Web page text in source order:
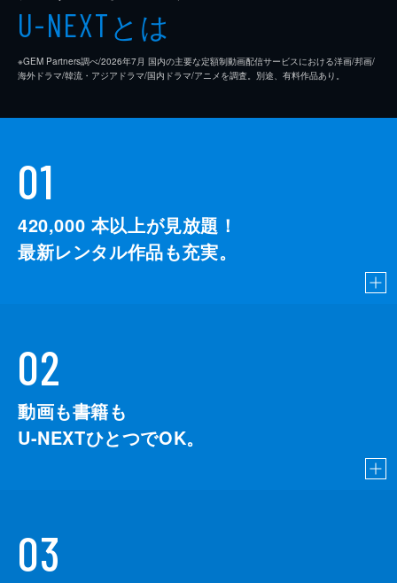
U-NEXTとは
※GEM Partners調べ/2026年7⽉ 国内の主要な定額制動画配信サービスにおける洋画/邦画/
海外ドラマ/韓流・アジアドラマ/国内ドラマ/アニメを調査。別途、有料作品あり。
01
420,000 本以上が見放題！
最新レンタル作品も充実。
02
動画も書籍も
U-NEXTひとつでOK。
03